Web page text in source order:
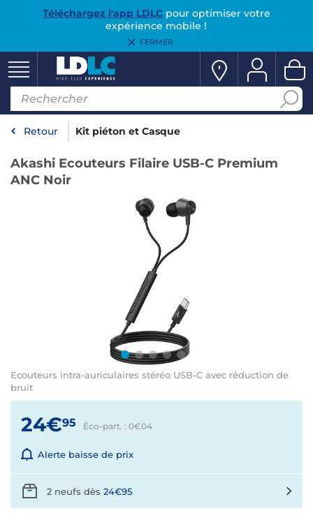
Téléchargez l'app LDLCpour optimiser votre
expérience mobile !
FERMER
Retour Kit piéton et Casque
Akashi Ecouteurs Filaire USB-C Premium
ANC Noir
Ecouteurs intra-auriculaires stéréo USB-C avec réduction de
bruit
24€95 Éco-part. : 0€04
Alerte baisse de prix
2 neufs dès 24€95